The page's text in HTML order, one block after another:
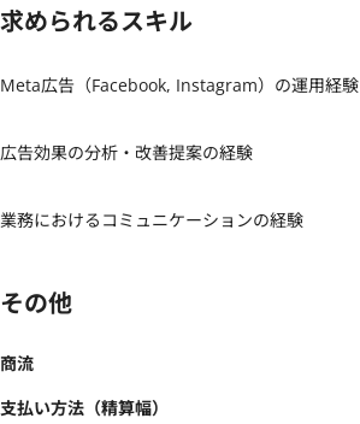
求められるスキル
Meta広告（Facebook, Instagram）の運用経験
広告効果の分析・改善提案の経験
業務におけるコミュニケーションの経験
その他
商流
支払い方法（精算幅）